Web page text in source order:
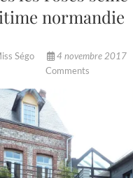
normandie
Ségo 4 novembre 2017
Comments